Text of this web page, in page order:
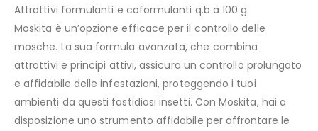
Attrattivi formulanti e coformulanti q.b a 100 g
Moskita è un’opzione efficace per il controllo delle
mosche. La sua formula avanzata, che combina
attrattivi e principi attivi, assicura un controllo prolungato
e affidabile delle infestazioni, proteggendo i tuoi
ambienti da questi fastidiosi insetti. Con Moskita, hai a
disposizione uno strumento affidabile per affrontare le